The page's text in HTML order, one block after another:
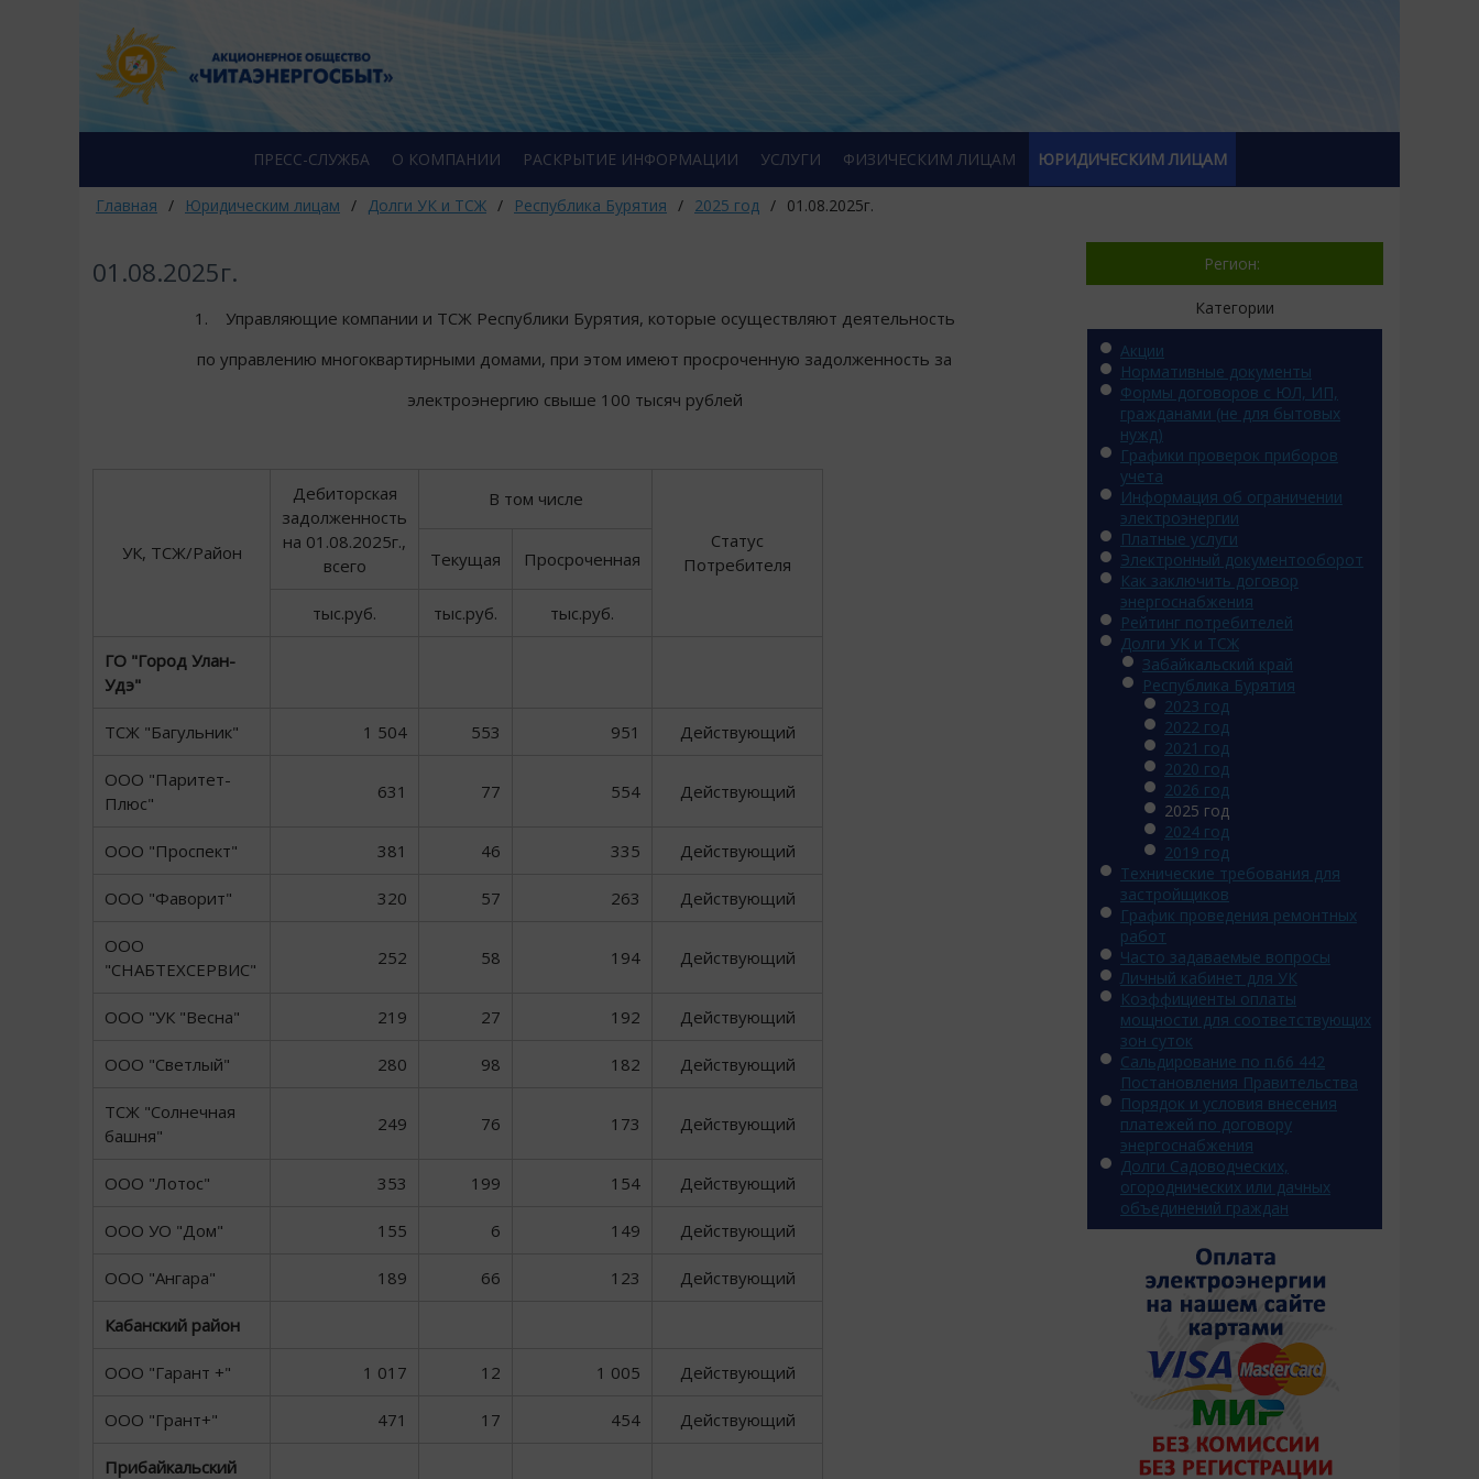
ПРЕСС-СЛУЖБА О КОМПАНИИ РАСКРЫТИЕ ИНФОРМАЦИИ УСЛУГИ ФИЗИЧЕСКИМ ЛИЦАМ ЮРИДИЧЕСКИМ ЛИЦАМ
Главная / Юридическим лицам / Долги УК и ТСЖ / Республика Бурятия / 2025 год / 01.08.2025г.
01.08.2025г.
1. Управляющие компании и ТСЖ Республики Бурятия, которые осуществляют деятельность
по управлению многоквартирными домами, при этом имеют просроченную задолженность за
электроэнергию свыше 100 тысяч рублей
УК, ТСЖ/Район
Дебиторская
задолженность
на 01.08.2025г.,
всего
В том числе
Статус
Потребителя
Текущая Просроченная
тыс.руб. тыс.руб. тыс.руб.
ГО "Город Улан-
Удэ"
ТСЖ "Багульник" 1 504 553 951 Действующий
ООО "Паритет-
Плюс"
631 77 554 Действующий
ООО "Проспект" 381 46 335 Действующий
ООО "Фаворит" 320 57 263 Действующий
ООО
"СНАБТЕХСЕРВИС"
252 58 194 Действующий
ООО "УК "Весна" 219 27 192 Действующий
ООО "Светлый" 280 98 182 Действующий
ТСЖ "Солнечная
башня"
249 76 173 Действующий
ООО "Лотос" 353 199 154 Действующий
ООО УО "Дом" 155 6 149 Действующий
ООО "Ангара" 189 66 123 Действующий
Кабанский район
ООО "Гарант +" 1 017 12 1 005 Действующий
ООО "Грант+" 471 17 454 Действующий
Прибайкальский
Регион:
Категории
Акции
Нормативные документы
Формы договоров с ЮЛ, ИП,
гражданами (не для бытовых
нужд)
Графики проверок приборов
учета
Информация об ограничении
электроэнергии
Платные услуги
Электронный документооборот
Как заключить договор
энергоснабжения
Рейтинг потребителей
Долги УК и ТСЖ
Забайкальский край
Республика Бурятия
2023 год
2022 год
2021 год
2020 год
2026 год
2025 год
2024 год
2019 год
Технические требования для
застройщиков
График проведения ремонтных
работ
Часто задаваемые вопросы
Личный кабинет для УК
Коэффициенты оплаты
мощности для соответствующих
зон суток
Сальдирование по п.66 442
Постановления Правительства
Порядок и условия внесения
платежей по договору
энергоснабжения
Долги Садоводческих,
огороднических или дачных
объединений граждан